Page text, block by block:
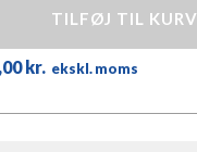
TILFØJ TIL KURV
kr. ekskl. moms